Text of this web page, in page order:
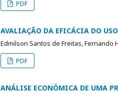
PDF
AVALIAÇÃO DA EFICÁCIA DO
Edmilson Santos de Freitas, Fernando
PDF
ANÁLISE ECONÔMICA DE UMA